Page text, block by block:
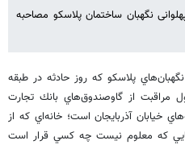
نگهبان ساختمان پلاسکو مصاحبه
پلاسكو كه روز حادثه در طبقه
مراقبت از گاوصندوق‌هاي بانك تجارت
خيابان آذربايجان است؛ خانه‌اي كه از
كه معلوم نيست چه كسي قرار است